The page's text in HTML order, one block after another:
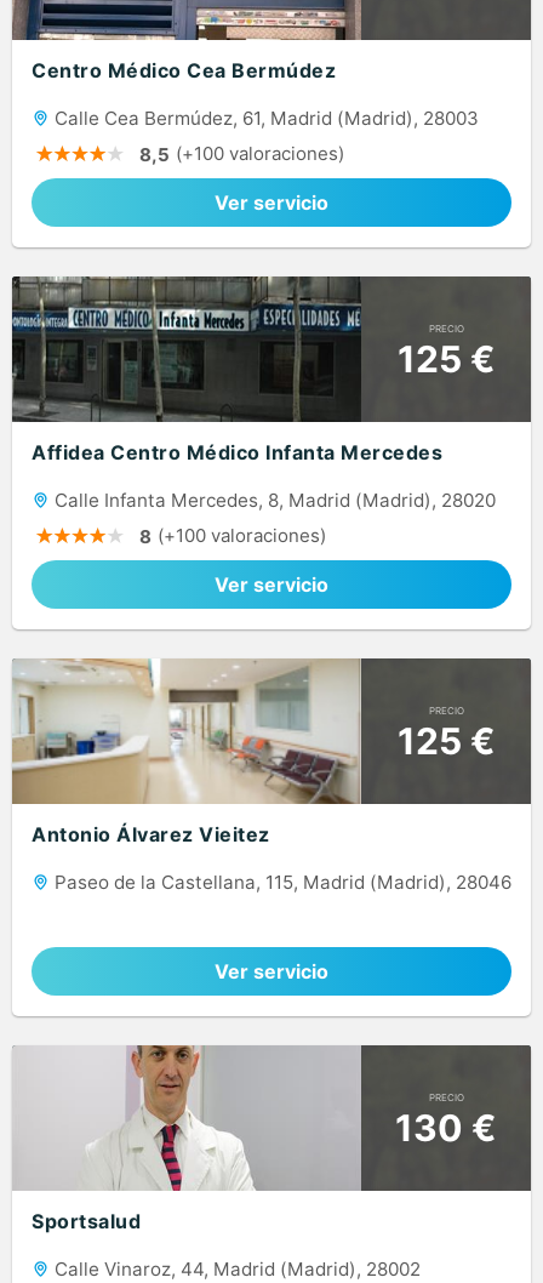
Centro Médico Cea Bermúdez
Calle Cea Bermúdez, 61, Madrid (Madrid), 28003
8,5 (+100 valoraciones)
Ver servicio
PRECIO
125 €
Affidea Centro Médico Infanta Mercedes
Calle Infanta Mercedes, 8, Madrid (Madrid), 28020
8 (+100 valoraciones)
Ver servicio
PRECIO
125 €
Antonio Álvarez Vieitez
Paseo de la Castellana, 115, Madrid (Madrid), 28046
Ver servicio
PRECIO
130 €
Sportsalud
Calle Vinaroz, 44, Madrid (Madrid), 28002